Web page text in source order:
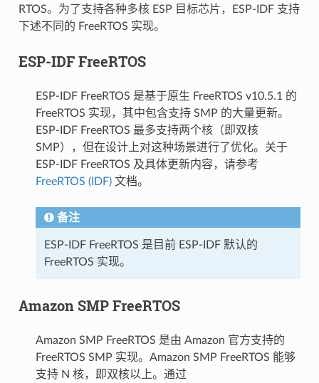
RTOS。为了支持各种多核 ESP 目标芯片，ESP-IDF 支持
下述不同的 FreeRTOS 实现。
ESP-IDF FreeRTOS
ESP-IDF FreeRTOS 是基于原生 FreeRTOS v10.5.1 的
FreeRTOS 实现，其中包含支持 SMP 的大量更新。
ESP-IDF FreeRTOS 最多支持两个核（即双核
SMP），但在设计上对这种场景进行了优化。关于
ESP-IDF FreeRTOS 及具体更新内容，请参考
FreeRTOS (IDF)文档。
备注
ESP-IDF FreeRTOS 是目前 ESP-IDF 默认的
FreeRTOS 实现。
Amazon SMP FreeRTOS
Amazon SMP FreeRTOS 是由 Amazon 官方支持的
FreeRTOS SMP 实现。Amazon SMP FreeRTOS 能够
支持 N 核，即双核以上。通过